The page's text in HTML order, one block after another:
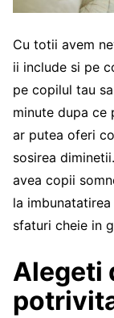
Cu totii avem
ii include si pe
pe copilul tau
minute dupa ce
ar putea oferi
sosirea
avea copii
la
sfaturi cheie in
Alegeti